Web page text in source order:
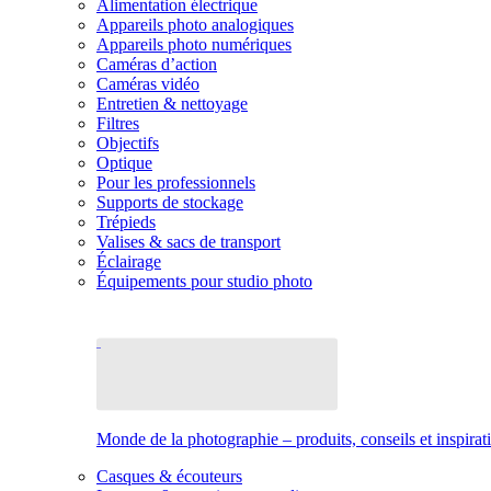
Alimentation électrique
Appareils photo analogiques
Appareils photo numériques
Caméras d’action
Caméras vidéo
Entretien & nettoyage
Filtres
Objectifs
Optique
Pour les professionnels
Supports de stockage
Trépieds
Valises & sacs de transport
Éclairage
Équipements pour studio photo
Monde de la photographie – produits, conseils et
Casques & écouteurs